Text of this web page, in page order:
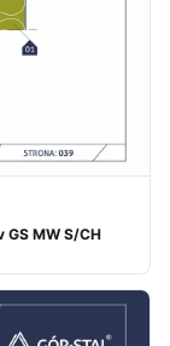
MW S/CH